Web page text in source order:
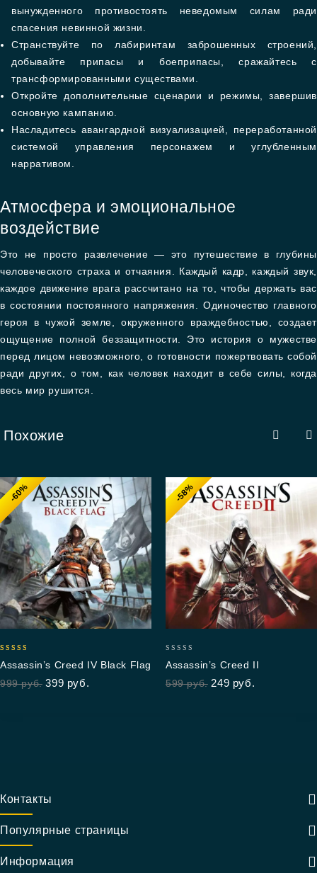
вынужденного противостоять неведомым силам ради
спасения невинной жизни.
Странствуйте по лабиринтам заброшенных строений,
добывайте припасы и боеприпасы, сражайтесь с
трансформированными существами.
Откройте дополнительные сценарии и режимы, завершив
основную кампанию.
Насладитесь авангардной визуализацией, переработанной
системой управления персонажем и углубленным
нарративом.
Атмосфера и эмоциональное
воздействие
Это не просто развлечение — это путешествие в глубины
человеческого страха и отчаяния. Каждый кадр, каждый звук,
каждое движение врага рассчитано на то, чтобы держать вас
в состоянии постоянного напряжения. Одиночество главного
героя в чужой земле, окруженного враждебностью, создает
ощущение полной беззащитности. Это история о мужестве
перед лицом невозможного, о готовности пожертвовать собой
ради других, о том, как человек находит в себе силы, когда
весь мир рушится.
Похожие
-60%
out of 5
Assassin’s Creed IV Black Flag
999руб. 399 руб.
-58%
out
of
Assassin’s Creed II
599руб. 249 руб.
Контакты
Популярные страницы
Информация